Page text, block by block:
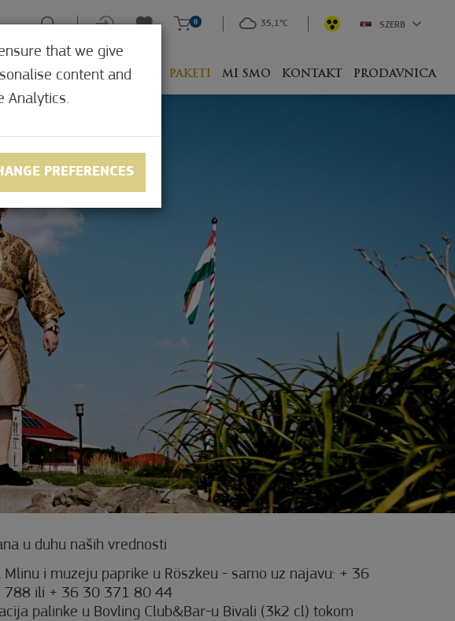
KUDA, SA ČIM? PAKETI MI SMO KONTAKT PRODAVNICA
0 35,1°C SZERB
u duhu naših vrednosti
Mlinu i muzeju paprike u Röszkeu - samo uz najavu: + 36
788 ili + 36 30 371 80 44
palinke u Bovling Club&Bar-u Bivali (3k2 cl) tokom
that we give
content and
Analytics.
PREFERENCES